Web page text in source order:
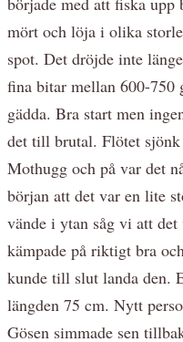
mört och löja i olika
spot. Det dröjde inte
fina bitar mellan 600-750
gädda. Bra start men
det till brutal. Flötet sjönk
Mothugg och på var det
början att det var en lite
vände i ytan såg vi att
kämpade på riktigt bra
kunde till slut landa den.
längden 75 cm. Nytt
Gösen simmade sen